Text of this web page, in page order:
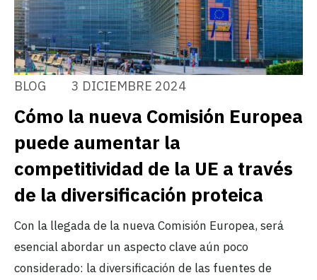
BLOG 3 DICIEMBRE 2024
Cómo la nueva Comisión Europea
puede aumentar la
competitividad de la UE a través
de la diversificación proteica
Con la llegada de la nueva Comisión Europea, será
esencial abordar un aspecto clave aún poco
considerado: la diversificación de las fuentes de